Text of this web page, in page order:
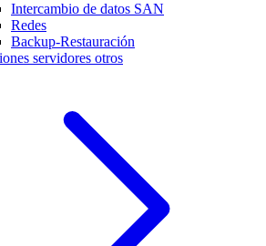
Intercambio de datos SAN
Redes
Backup-Restauración
servidores otros